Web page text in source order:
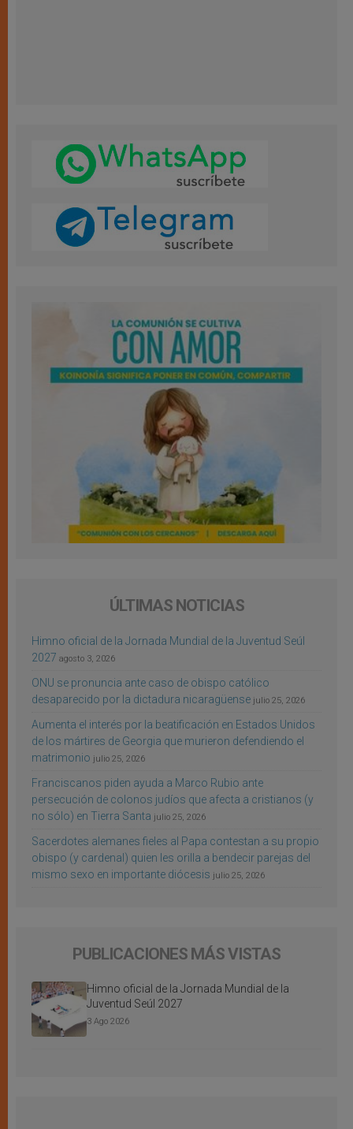
ÚLTIMAS NOTICIAS
Himno oficial de la Jornada Mundial de la Juventud Seúl
2027 agosto 3, 2026
ONU se pronuncia ante caso de obispo católico
desaparecido por la dictadura nicaragüense julio 25, 2026
Aumenta el interés por la beatificación en Estados Unidos
de los mártires de Georgia que murieron defendiendo el
matrimonio julio 25, 2026
Franciscanos piden ayuda a Marco Rubio ante
persecución de colonos judíos que afecta a cristianos (y
no sólo) en Tierra Santa julio 25, 2026
Sacerdotes alemanes fieles al Papa contestan a su propio
obispo (y cardenal) quien les orilla a bendecir parejas del
mismo sexo en importante diócesis julio 25, 2026
PUBLICACIONES MÁS VISTAS
Himno oficial de la Jornada Mundial de la
Juventud Seúl 2027
3 Ago 2026